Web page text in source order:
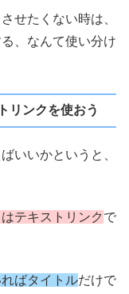
せたくない時は、
、なんて使い分け
リンクを使おう
いいかというと、
テキストリンク で
ばタイトルだけで